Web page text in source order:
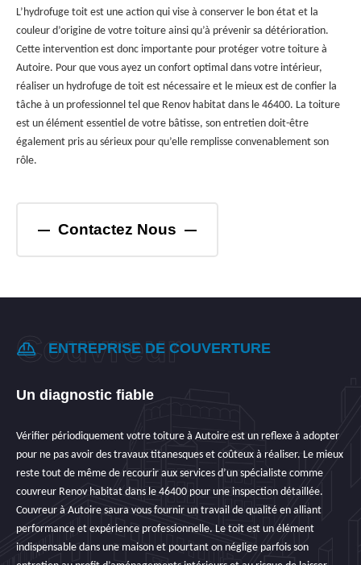
L’hydrofuge toit est une action qui vise à conserver le bon état et la
couleur d’origine de votre toiture ainsi qu’à prévenir sa détérioration.
Cette intervention est donc importante pour protéger votre toiture à
Autoire. Pour que vous ayez un confort optimal dans votre intérieur,
réaliser un hydrofuge de toit est nécessaire et le mieux est de confier la
tâche à un professionnel tel que Renov habitat dans le 46400. La toiture
est un élément essentiel de votre bâtisse, son entretien doit-être
également pris au sérieux pour qu’elle remplisse convenablement son
rôle.
Contactez Nous
ENTREPRISE DE COUVERTURE
Un diagnostic fiable
Vérifier périodiquement votre toiture à Autoire est un reflexe à adopter
pour ne pas avoir des travaux titanesques et coûteux à réaliser. Le mieux
reste tout de même de recourir aux services d’un spécialiste comme
couvreur Renov habitat dans le 46400 pour une inspection détaillée.
Couvreur à Autoire saura vous fournir un travail de qualité en alliant
performance et expérience professionnelle. Le toit est un élément
indispensable dans une maison et pourtant on néglige parfois son